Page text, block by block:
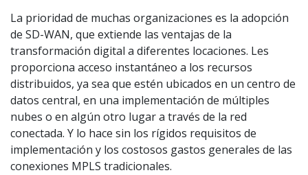
La prioridad de muchas organizaciones es la adopción
de SD-WAN, que extiende las ventajas de la
transformación digital a diferentes locaciones. Les
proporciona acceso instantáneo a los recursos
distribuidos, ya sea que estén ubicados en un centro de
datos central, en una implementación de múltiples
nubes o en algún otro lugar a través de la red
conectada. Y lo hace sin los rígidos requisitos de
implementación y los costosos gastos generales de las
conexiones MPLS tradicionales.